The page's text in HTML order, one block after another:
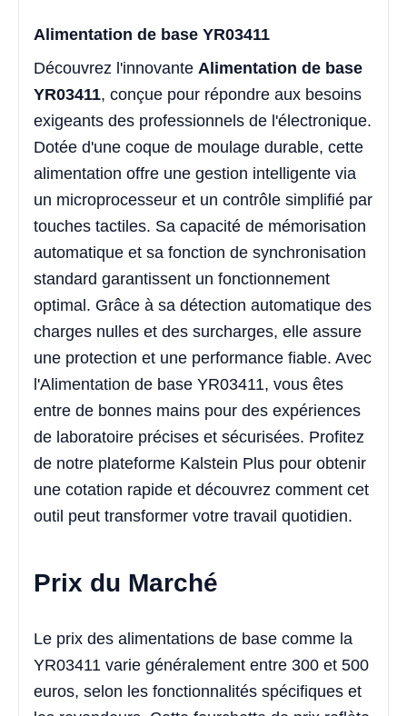
Alimentation de base YR03411
Découvrez l'innovante Alimentation de base
YR03411, conçue pour répondre aux besoins
exigeants des professionnels de l'électronique.
Dotée d'une coque de moulage durable, cette
alimentation offre une gestion intelligente via
un microprocesseur et un contrôle simplifié par
touches tactiles. Sa capacité de mémorisation
automatique et sa fonction de synchronisation
standard garantissent un fonctionnement
optimal. Grâce à sa détection automatique des
charges nulles et des surcharges, elle assure
une protection et une performance fiable. Avec
l'Alimentation de base YR03411, vous êtes
entre de bonnes mains pour des expériences
de laboratoire précises et sécurisées. Profitez
de notre plateforme Kalstein Plus pour obtenir
une cotation rapide et découvrez comment cet
outil peut transformer votre travail quotidien.
Prix du Marché
Le prix des alimentations de base comme la
YR03411 varie généralement entre 300 et 500
euros, selon les fonctionnalités spécifiques et